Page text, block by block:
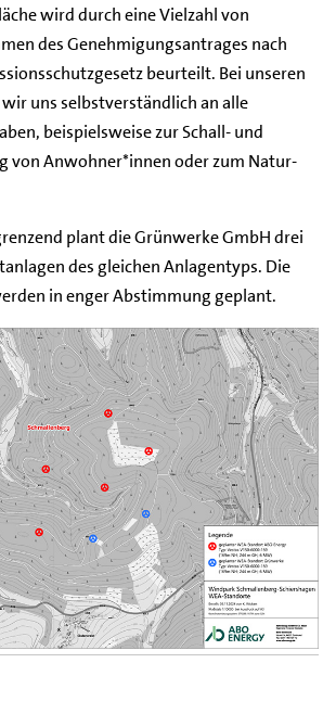
wird durch eine Vielzahl von
des Genehmigungsantrages nach
beurteilt. Bei unseren
uns selbstverständlich an alle
beispielsweise zur Schall- und
von Anwohner*innen oder zum Natur-
plant die Grünwerke GmbH drei
des gleichen Anlagentyps. Die
in enger Abstimmung geplant.